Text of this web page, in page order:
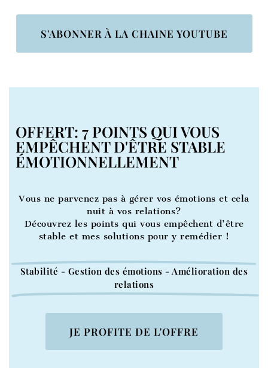
S'ABONNER À LA CHAINE YOUTUBE
OFFERT: 7 POINTS QUI VOUS
EMPÊCHENT D'ÊTRE STABLE
ÉMOTIONNELLEMENT
Vous ne parvenez pas à gérer vos émotions et cela
nuit à vos relations?
Découvrez les points qui vous empêchent d’être
stable et mes solutions pour y remédier !
Stabilité - Gestion des émotions - Amélioration des
relations
JE PROFITE DE L'OFFRE